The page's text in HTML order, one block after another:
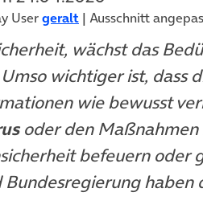
Usergeralt | Ausschnitt
wächst das
wichtiger ist, dass
wie bewusst
oder den Maßnahmen
befeuern oder
Bundesregierung